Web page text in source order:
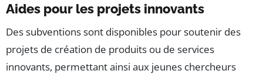
Aides pour les projets innovants
Des subventions sont disponibles pour soutenir des
projets de création de produits ou de services
innovants, permettant ainsi aux jeunes chercheurs